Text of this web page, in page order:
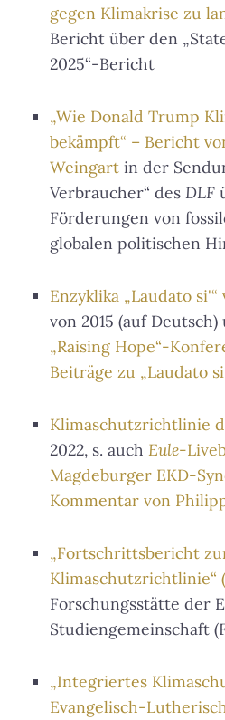
gegen Klimakrise zu
Bericht über den
2025“-Bericht
„Wie Donald Trump
bekämpft“ – Bericht
Weingart in der
Verbraucher“ des DLF
Förderungen von
globalen politischen
Enzyklika „Laudato
von 2015 (auf Deutsch)
„Raising Hope“-
Beiträge zu „Laudato
Klimaschutzrichtlinie
2022, s. auch Eule-
Magdeburger EKD-
Kommentar von
„Fortschrittsbericht
Klimaschutzrichtlinie“
Forschungsstätte der
Studiengemeinschaft
„Integriertes
Evangelisch-